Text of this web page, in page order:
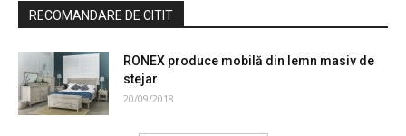
RECOMANDARE DE CITIT
RONEX produce mobilă din lemn masiv de
stejar
20/09/2018